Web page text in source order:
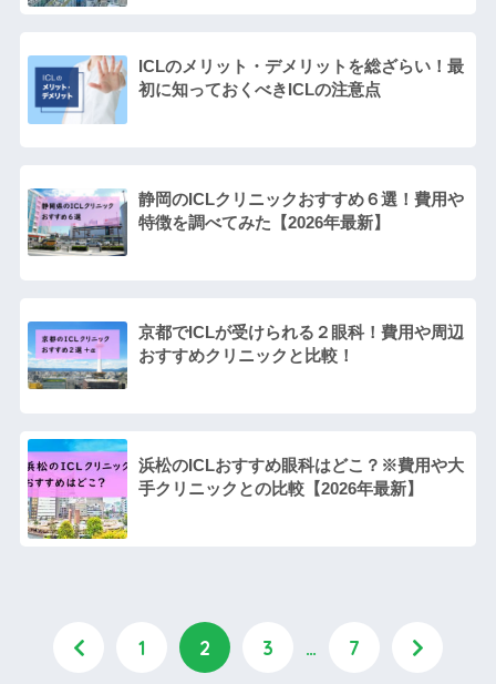
ICLのメリット・デメリットを総ざらい！最
初に知っておくべきICLの注意点
静岡のICLクリニックおすすめ６選！費用や
特徴を調べてみた【2026年最新】
京都でICLが受けられる２眼科！費用や周辺
おすすめクリニックと比較！
浜松のICLおすすめ眼科はどこ？※費用や大
手クリニックとの比較【2026年最新】
1 2 3 … 7